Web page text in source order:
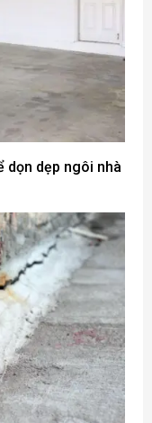
dọn dẹp ngôi nhà